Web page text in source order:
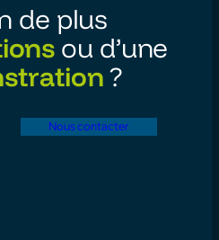
de plus
ou d’une
?
Nous contacter